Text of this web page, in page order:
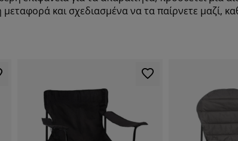
και σχεδιασμένα να τα παίρνετε μαζί,